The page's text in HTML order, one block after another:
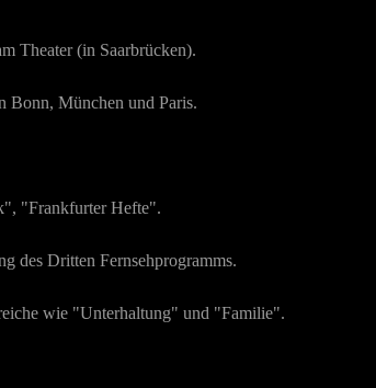
Theater (in Saarbrücken).
Bonn, München und Paris.
"Frankfurter Hefte".
des Dritten Fernsehprogramms.
wie "Unterhaltung" und "Familie".